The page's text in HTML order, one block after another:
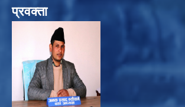
प्रवक्ता